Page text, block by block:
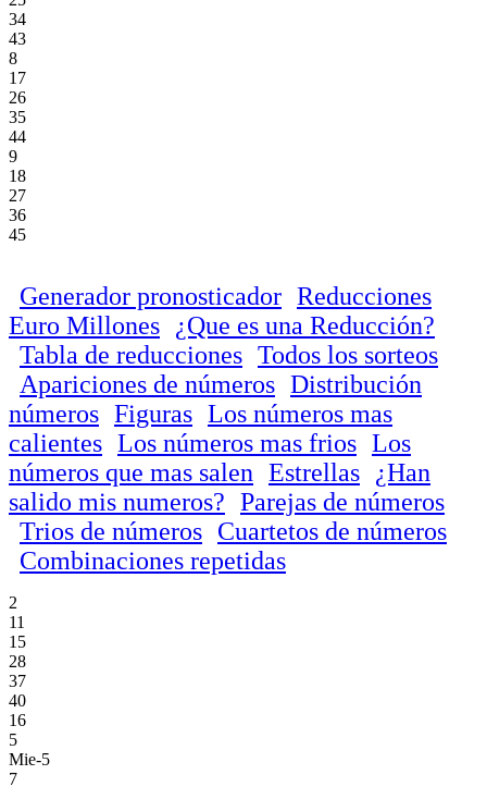
34
43
8
17
26
35
44
9
18
27
36
45
Generador pronosticador Reducciones
Euro Millones
¿Que es una Reducción?
Tabla de reducciones Todos los sorteos
Apariciones de números Distribución
números Figuras Los números mas
calientes Los números mas frios Los
números que mas salen Estrellas
¿Han
salido mis numeros? Parejas de números
Trios de números Cuartetos de números
Combinaciones repetidas
2
11
15
28
37
40
16
5
Mie-5
7